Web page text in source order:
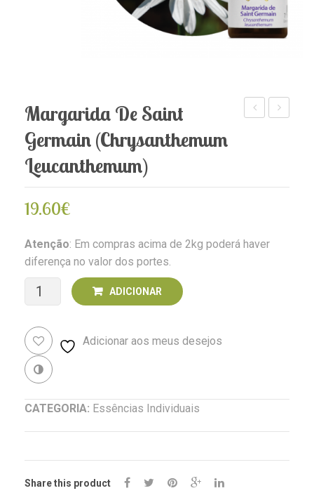
Margarida De Saint
Germain (Chrysanthemum
Leucanthemum)
19.60€
Atenção: Em compras acima de 2kg poderá haver
diferença no valor dos portes.
Quantidade
Margarida
de
Saint
leucanthemum)
ADICIONAR
Adicionar aos meus desejos
CATEGORIA: Essências Individuais
Share this product